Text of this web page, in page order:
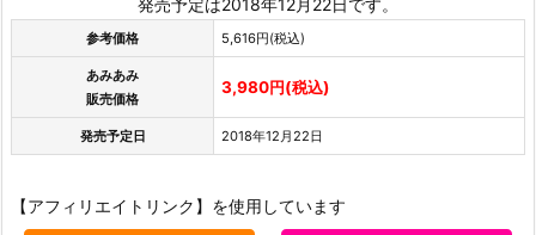
参考価格 5,616円(税込)
あみあみ
販売価格
3,980円(税込)
発売予定日 2018年12月22日
【アフィリエイトリンク】を使用しています